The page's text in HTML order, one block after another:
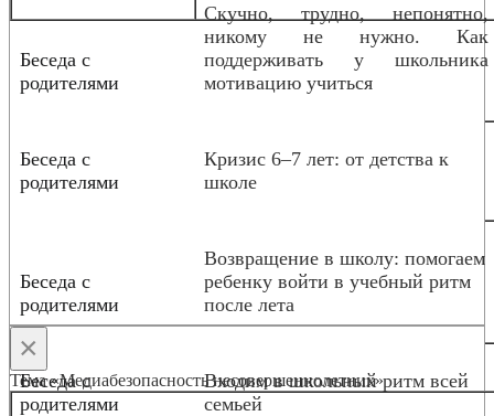
Беседа с
родителями
Скучно, трудно, непонятно,
никому не нужно. Как
поддерживать у школьника
мотивацию учиться
Беседа с
родителями
Кризис 6–7 лет: от детства к
школе
Беседа с
родителями
Возвращение в школу: помогаем
ребенку войти в учебный ритм
после лета
Беседа с
родителями
Входим в школьный ритм всей
семьей
×
Тема «Медиабезопасность несовершеннолетних»